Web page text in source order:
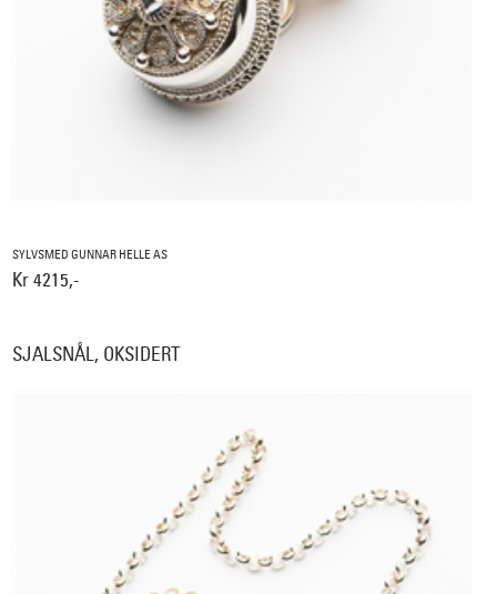
SYLVSMED GUNNAR HELLE AS
Kr 4215,-
SJALSNÅL, OKSIDERT